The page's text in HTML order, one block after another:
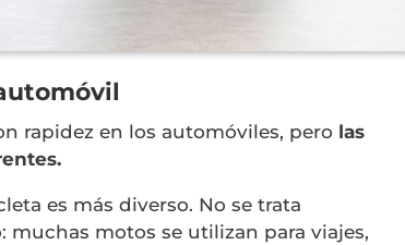
rapidez en los automóviles, pero las
es más diverso. No se trata
motos se utilizan para viajes,